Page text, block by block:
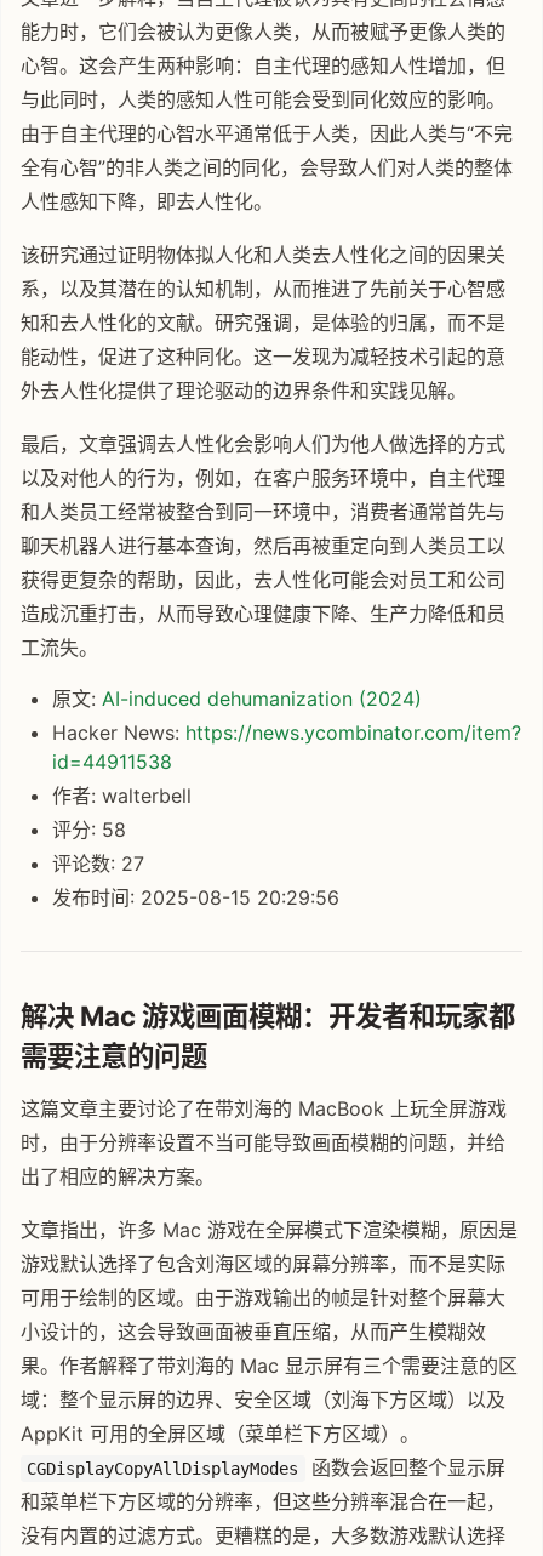
能力时，它们会被认为更像人类，从而被赋予更像人类的
心智。这会产生两种影响：自主代理的感知人性增加，但
与此同时，人类的感知人性可能会受到同化效应的影响。
由于自主代理的心智水平通常低于人类，因此人类与“不完
全有心智”的非人类之间的同化，会导致人们对人类的整体
人性感知下降，即去人性化。
该研究通过证明物体拟人化和人类去人性化之间的因果关
系，以及其潜在的认知机制，从而推进了先前关于心智感
知和去人性化的文献。研究强调，是体验的归属，而不是
能动性，促进了这种同化。这一发现为减轻技术引起的意
外去人性化提供了理论驱动的边界条件和实践见解。
最后，文章强调去人性化会影响人们为他人做选择的方式
以及对他人的行为，例如，在客户服务环境中，自主代理
和人类员工经常被整合到同一环境中，消费者通常首先与
聊天机器人进行基本查询，然后再被重定向到人类员工以
获得更复杂的帮助，因此，去人性化可能会对员工和公司
造成沉重打击，从而导致心理健康下降、生产力降低和员
工流失。
原文: AI-induced dehumanization (2024)
Hacker News: https://news.ycombinator.com/item?
id=44911538
作者: walterbell
评分: 58
评论数: 27
发布时间: 2025-08-15 20:29:56
解决 Mac 游戏画面模糊：开发者和玩家都
需要注意的问题
这篇文章主要讨论了在带刘海的 MacBook 上玩全屏游戏
时，由于分辨率设置不当可能导致画面模糊的问题，并给
出了相应的解决方案。
文章指出，许多 Mac 游戏在全屏模式下渲染模糊，原因是
游戏默认选择了包含刘海区域的屏幕分辨率，而不是实际
可用于绘制的区域。由于游戏输出的帧是针对整个屏幕大
小设计的，这会导致画面被垂直压缩，从而产生模糊效
果。作者解释了带刘海的 Mac 显示屏有三个需要注意的区
域：整个显示屏的边界、安全区域（刘海下方区域）以及
AppKit 可用的全屏区域（菜单栏下方区域）。
CGDisplayCopyAllDisplayModes
函数会返回整个显示屏
和菜单栏下方区域的分辨率，但这些分辨率混合在一起，
没有内置的过滤方式。更糟糕的是，大多数游戏默认选择